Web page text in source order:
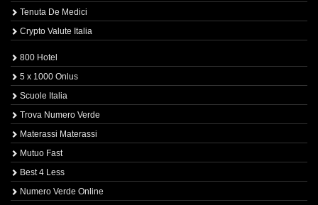
Tenuta De Medici
Crypto Valute Italia
800 Hotel
5 x 1000 Onlus
Scuole Italia
Trova Numero Verde
Materassi Materassi
Mutuo Fast
Best 4 Less
Numero Verde Online